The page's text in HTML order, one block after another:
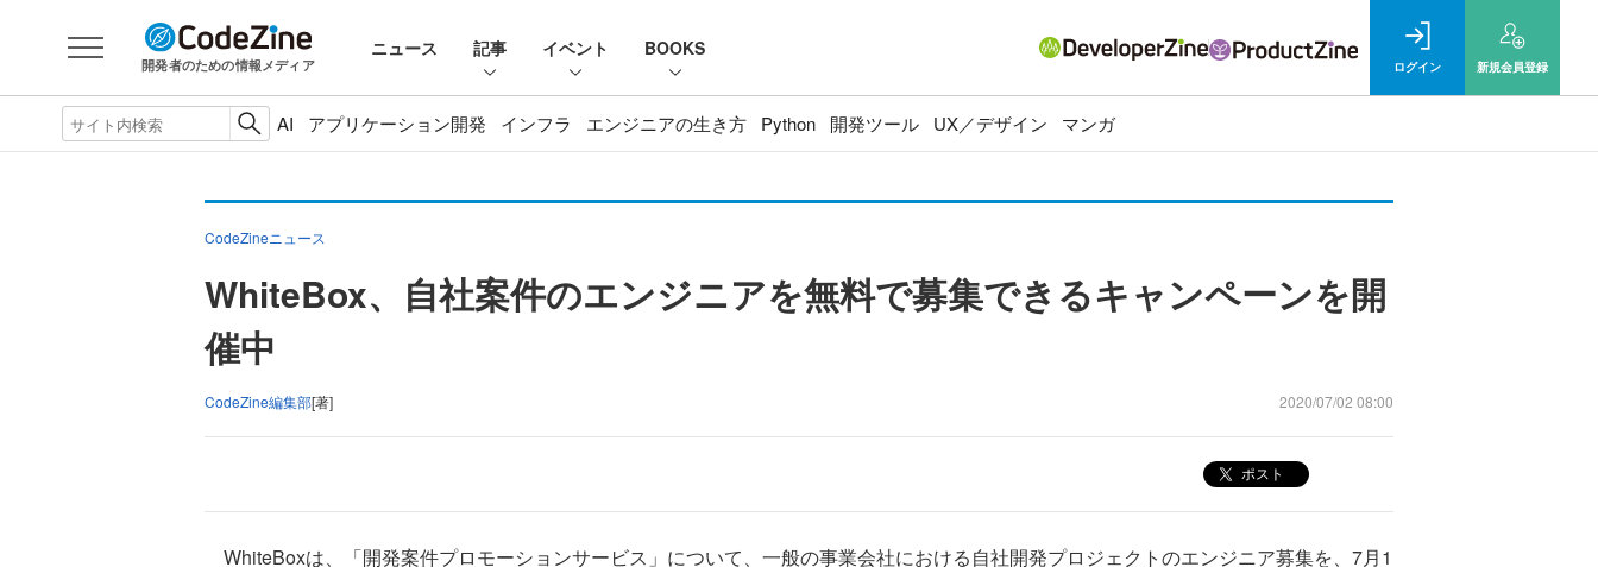
開発者のための情報メディア
ニュース 記事 イベント BOOKS
ログイン 新規会員登録
AI アプリケーション開発 インフラ エンジニアの生き方 Python 開発ツール UX／デザイン マンガ
CodeZineニュース
WhiteBox、自社案件のエンジニアを無料で募集できるキャンペーンを開
催中
CodeZine編集部[著] 2020/07/02 08:00
ポスト
WhiteBoxは、「開発案件プロモーションサービス」について、一般の事業会社における自社開発プロジェクトのエンジニア募集を、7月1